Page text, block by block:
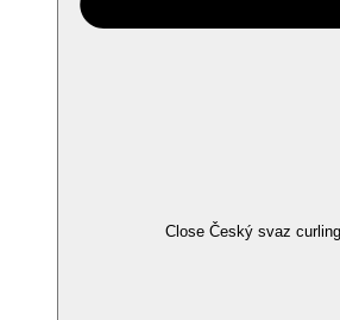
Close Český svaz